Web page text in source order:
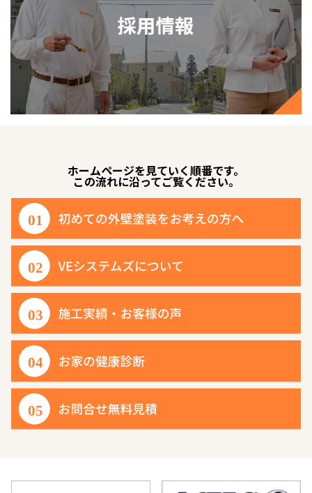
ホームページを見ていく順番です。
この流れに沿ってご覧ください。